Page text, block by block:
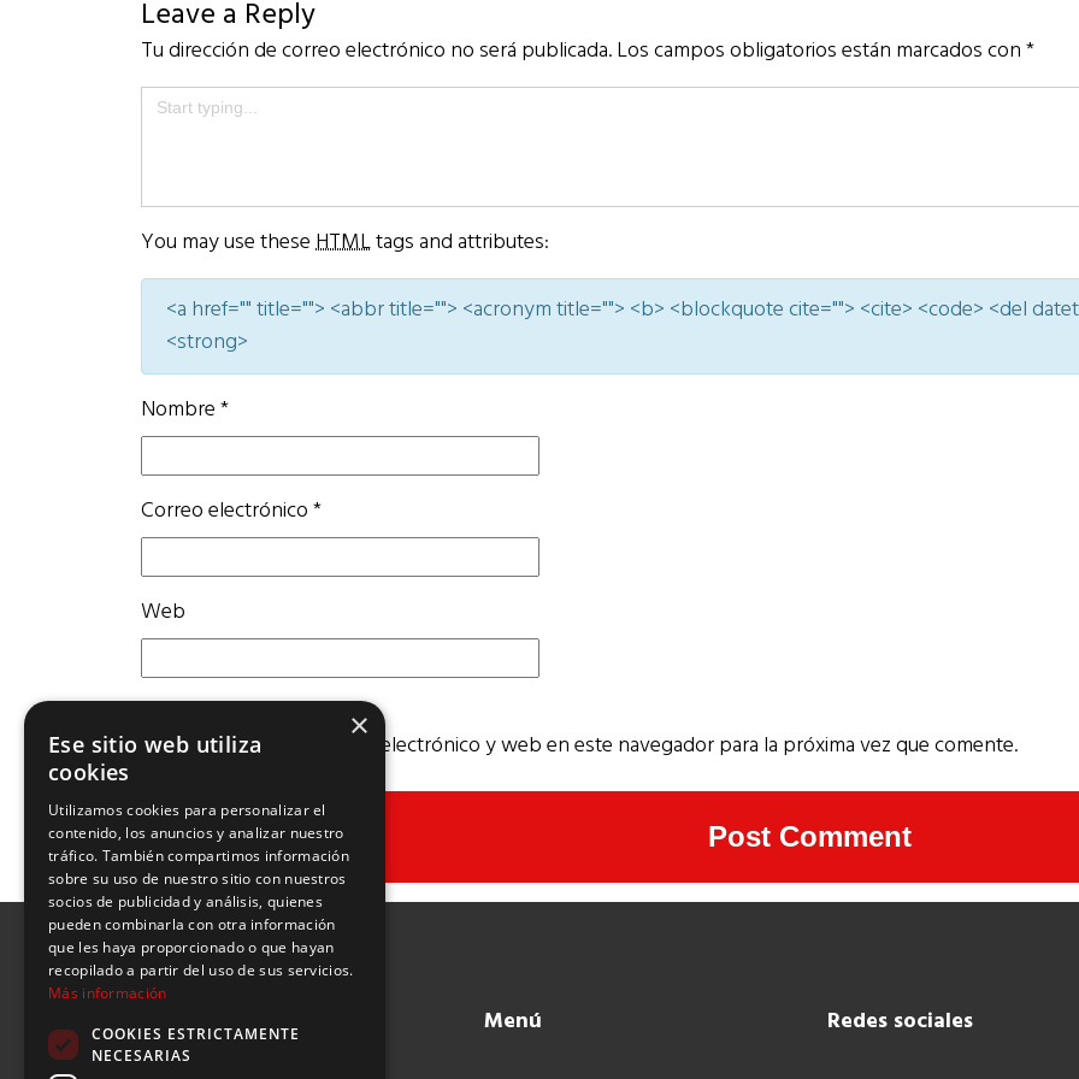
Leave a Reply
Tu dirección de correo electrónico no será publicada.Los campos obligatorios están marcados con*
You may use theseHTMLtags and attributes:
<a href="" title=""> <abbr title=""> <acronym title=""> <b> <blockquote cite=""> <cite> <code> <del
<strong>
Nombre*
Correo electrónico*
Web
Guarda mi nombre, correo electrónico y web en este navegador para la próxima vez que comente.
Menú Redes sociales
×
Ese sitio web utiliza
cookies
Utilizamos cookies para personalizar el
contenido, los anuncios y analizar nuestro
tráfico. También compartimos información
sobre su uso de nuestro sitio con nuestros
socios de publicidad y análisis, quienes
pueden combinarla con otra información
que les haya proporcionado o que hayan
recopilado a partir del uso de sus servicios.
Más información
COOKIES ESTRICTAMENTE
NECESARIAS